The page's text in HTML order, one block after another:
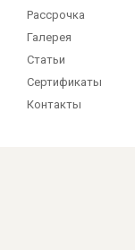
Рассрочка
Галерея
Статьи
Сертификаты
Контакты